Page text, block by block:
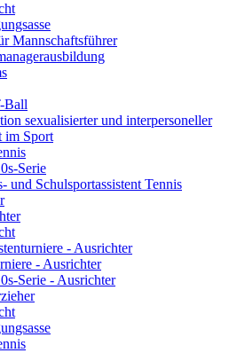
Mannschaftsführer
Ball
sexualisierter und interpersoneller
im Sport
Serie
und Schulsportassistent Tennis
- Ausrichter
- Ausrichter
Serie - Ausrichter